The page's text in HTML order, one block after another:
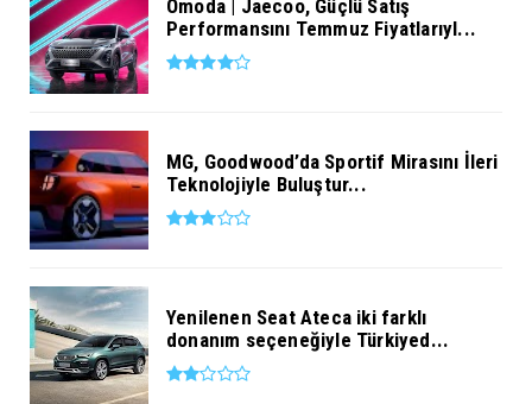
Omoda | Jaecoo, Güçlü Satış
Performansını Temmuz Fiyatlarıyl...
MG, Goodwood’da Sportif Mirasını İleri
Teknolojiyle Buluştur...
Yenilenen Seat Ateca iki farklı
donanım seçeneğiyle Türkiyed...